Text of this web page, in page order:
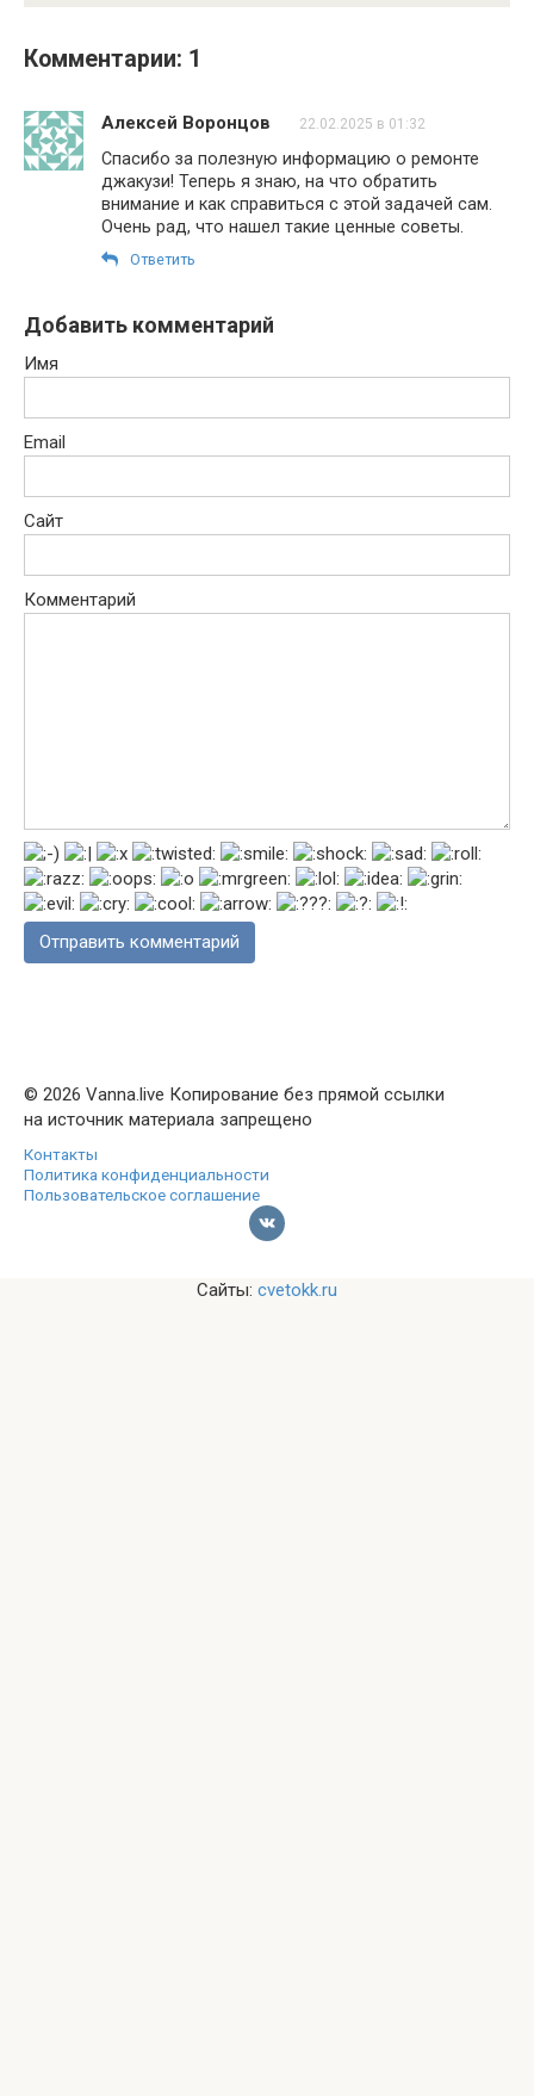
Комментарии: 1
Алексей Воронцов 22.02.2025 в 01:32
Спасибо за полезную информацию о ремонте
джакузи! Теперь я знаю, на что обратить
внимание и как справиться с этой задачей сам.
Очень рад, что нашел такие ценные советы.
Ответить
Добавить комментарий
Имя
Email
Сайт
Комментарий
© 2026 Vanna.live Копирование без прямой ссылки
на источник материала запрещено
Контакты
Политика конфиденциальности
Пользовательское соглашение
Сайты: cvetokk.ru